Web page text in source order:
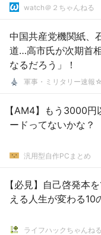
watch＠２ちゃんねる
中国共産党機関紙、
道…高市氏が次期首
なるだろう」！
軍事・ミリタリー速報
【AM4】もう3000
ードってないかな？
汎用型自作PCまとめ
【必見】自己啓発本
える人生が変わる10
ライフハックちゃんね